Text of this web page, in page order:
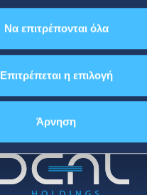
Να επιτρέπονται όλα
Επιτρέπεται η επιλογή
Άρνηση